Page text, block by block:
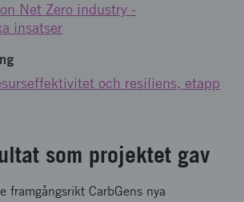
Net Zero industry -
insatser
och resiliens, etapp
som projektet gav
framgångsrikt CarbGens nya